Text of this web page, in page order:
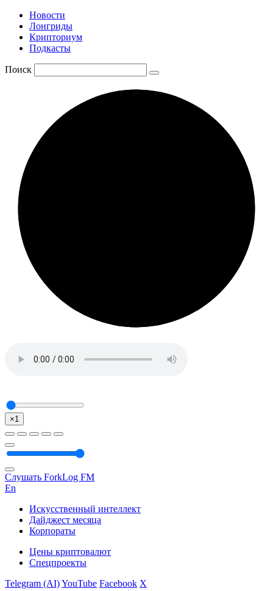
Новости
Лонгриды
Крипториум
Подкасты
Поиск
×1
Слушать ForkLog FM
En
Искусственный интеллект
Дайджест месяца
Корпораты
Цены криптовалют
Спецпроекты
Telegram (AI)YouTube Facebook X